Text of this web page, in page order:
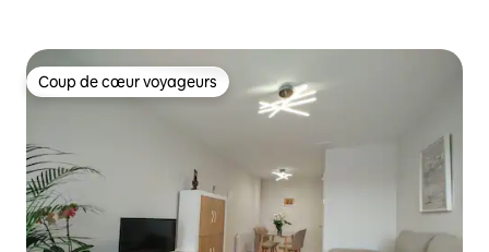
Coup de cœur voyageurs
Coup de cœur voyageurs